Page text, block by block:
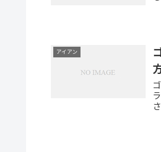
アイアン